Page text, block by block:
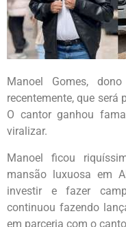
Manoel Gomes,
recentemente, que será
O cantor ganhou
viralizar.
Manoel ficou
mansão luxuosa em
investir e fazer
continuou fazendo
em parceria com o